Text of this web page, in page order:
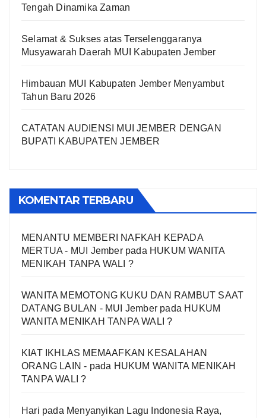
Tengah Dinamika Zaman
Selamat & Sukses atas Terselenggaranya
Musyawarah Daerah MUI Kabupaten Jember
Himbauan MUI Kabupaten Jember Menyambut
Tahun Baru 2026
CATATAN AUDIENSI MUI JEMBER DENGAN
BUPATI KABUPATEN JEMBER
KOMENTAR TERBARU
MENANTU MEMBERI NAFKAH KEPADA
MERTUA - MUI Jemberpada HUKUM WANITA
MENIKAH TANPA WALI ?
WANITA MEMOTONG KUKU DAN RAMBUT SAAT
DATANG BULAN - MUI Jember pada HUKUM
WANITA MENIKAH TANPA WALI ?
KIAT IKHLAS MEMAAFKAN KESALAHAN
ORANG LAIN - pada HUKUM WANITA MENIKAH
TANPA WALI ?
Hari pada Menyanyikan Lagu Indonesia Raya,